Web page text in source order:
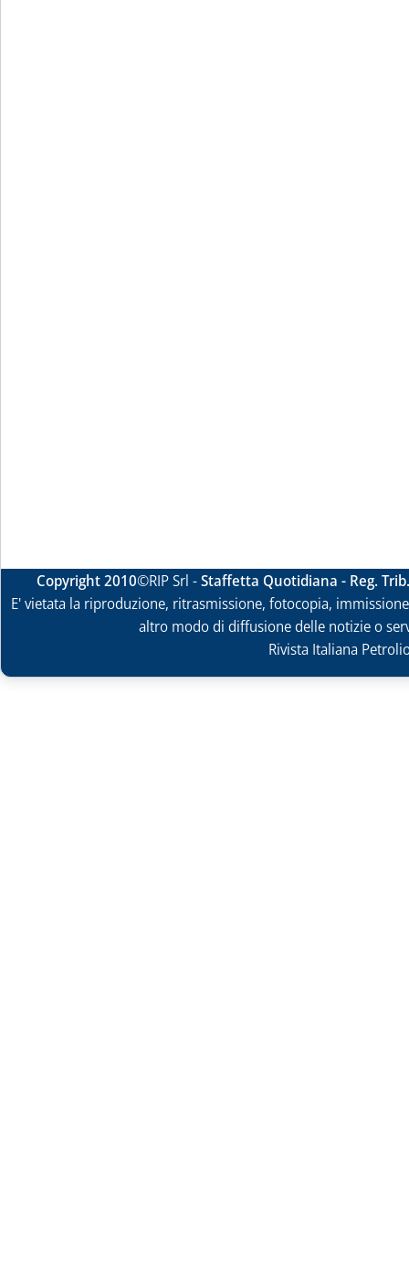
Copyright 2010©RIP Srl -Staffetta Quotidiana - Reg.
E' vietata la riproduzione, ritrasmissione, fotocopia,
altro modo di diffusione delle notizie o
Rivista Italiana